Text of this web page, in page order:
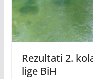
Rezultati 2.
lige BiH